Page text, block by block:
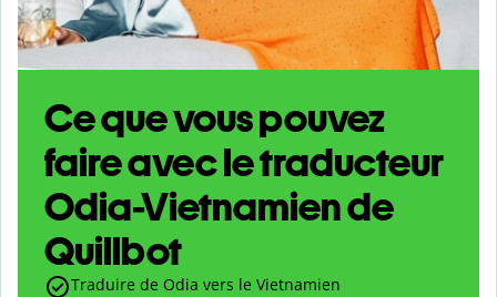
Ce que vous pouvez
faire avec le traducteur
Odia-Vietnamien de
Quillbot
Traduire de Odia vers le Vietnamien